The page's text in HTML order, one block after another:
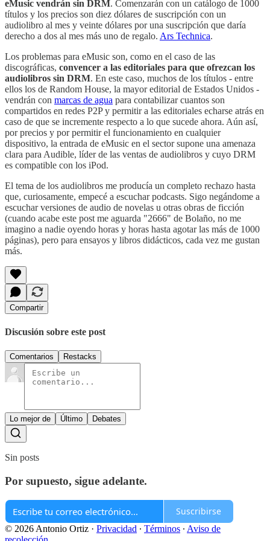
eMusic vendrán sin DRM. Comenzarán con un catálogo de 1000
títulos y los precios son diez dólares de suscripción con un
audiolibro al mes y veinte dólares por una suscripción que daría
derecho a dos al mes más uno de regalo. Ars Technica.
Los problemas para eMusic son, como en el caso de las
discográficas, convencer a las editoriales para que ofrezcan los
audiolibros sin DRM. En este caso, muchos de los títulos - entre
ellos los de Random House, la mayor editorial de Estados Unidos -
vendrán con marcas de agua para contabilizar cuantos son
compartidos en redes P2P y permitir a las editoriales echarse atrás en
caso de que se incremente respecto a lo que sucede ahora. Aún así,
por precios y por permitir el funcionamiento en cualquier
dispositivo, la entrada de eMusic en el sector supone una amenaza
clara para Audible, líder de las ventas de audiolibros y cuyo DRM
es compatible con los iPod.
El tema de los audiolibros me producía un completo rechazo hasta
que, curiosamente, empecé a escuchar podcasts. Sigo negándome a
escuchar versiones de audio de novelas u otras obras de ficción
(cuando acabe este post me aguarda "2666" de Bolaño, no me
imagino a nadie oyendo horas y horas hasta agotar las más de 1000
páginas), pero para ensayos y libros didácticos, cada vez me gustan
más.
Compartir
Discusión sobre este post
Comentarios Restacks
Lo mejor de Último Debates
Sin posts
Por supuesto, sigue adelante.
Suscribirse
© 2026 Antonio Ortiz · Privacidad ∙ Términos ∙ Aviso de